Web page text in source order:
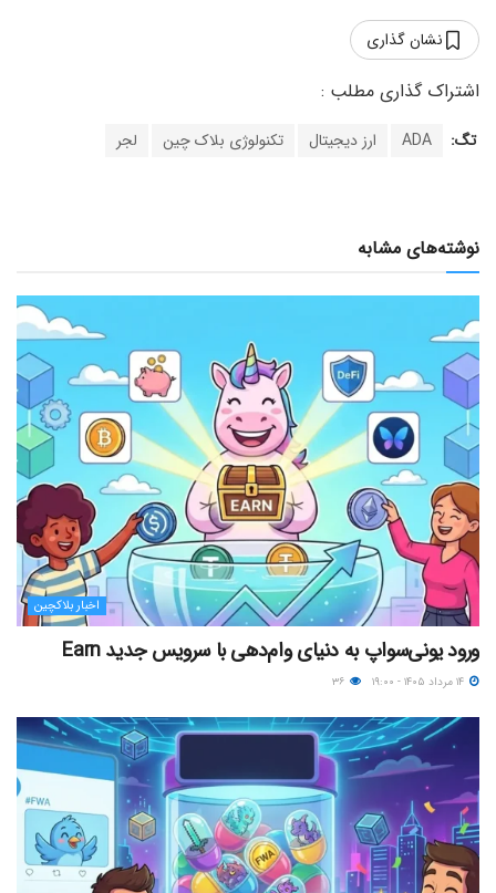
نشان گذاری
تگ: ADA ارز دیجیتال تکنولوژی بلاک چین لجر
نوشته‌های مشابه
اخبار بلاکچین
ورود یونی‌سواپ به دنیای وام‌دهی با سرویس جدید Earn